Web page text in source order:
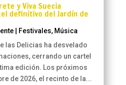
y Viva Suecia
definitivo del Jardín de
| Festivales, Música
las Delicias ha desvelado
cerrando un cartel
edición. Los próximos
de 2026, el recinto de la...